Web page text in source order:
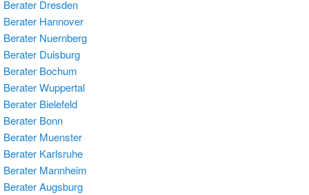
Berater Dresden
Berater Hannover
Berater Nuernberg
Berater Duisburg
Berater Bochum
Berater Wuppertal
Berater Bielefeld
Berater Bonn
Berater Muenster
Berater Karlsruhe
Berater Mannheim
Berater Augsburg